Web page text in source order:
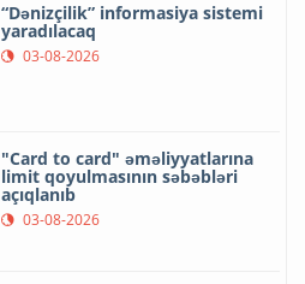
“Dənizçilik” informasiya sistemi
yaradılacaq
03-08-2026
"Card to card" əməliyyatlarına
limit qoyulmasının səbəbləri
açıqlanıb
03-08-2026